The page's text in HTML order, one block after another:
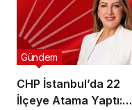
CHP İstanbul’da 22
İlçeye Atama Yaptı:
Gündem